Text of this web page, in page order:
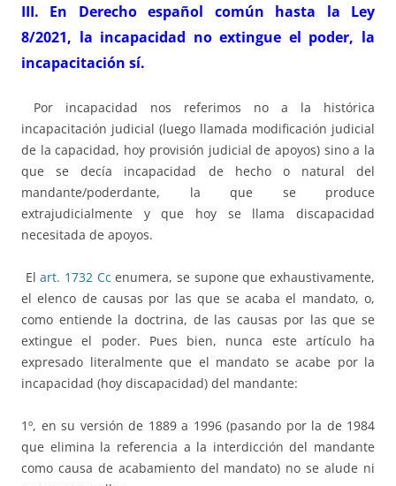
III. En Derecho español común hasta la Ley
8/2021, la incapacidad no extingue el poder, la
incapacitación sí.
Por incapacidad nos referimos no a la histórica
incapacitación judicial (luego llamada modificación judicial
de la capacidad, hoy provisión judicial de apoyos) sino a la
que se decía incapacidad de hecho o natural del
mandante/poderdante, la que se produce
extrajudicialmente y que hoy se llama discapacidad
necesitada de apoyos.
Elart. 1732 Cc enumera, se supone que exhaustivamente,
el elenco de causas por las que se acaba el mandato, o,
como entiende la doctrina, de las causas por las que se
extingue el poder. Pues bien, nunca este artículo ha
expresado literalmente que el mandato se acabe por la
incapacidad (hoy discapacidad) del mandante:
1º, en su versión de 1889 a 1996 (pasando por la de 1984
que elimina la referencia a la interdicción del mandante
como causa de acabamiento del mandato) no se alude ni